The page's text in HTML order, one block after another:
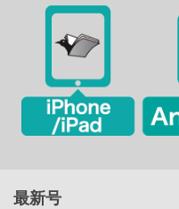
最新号